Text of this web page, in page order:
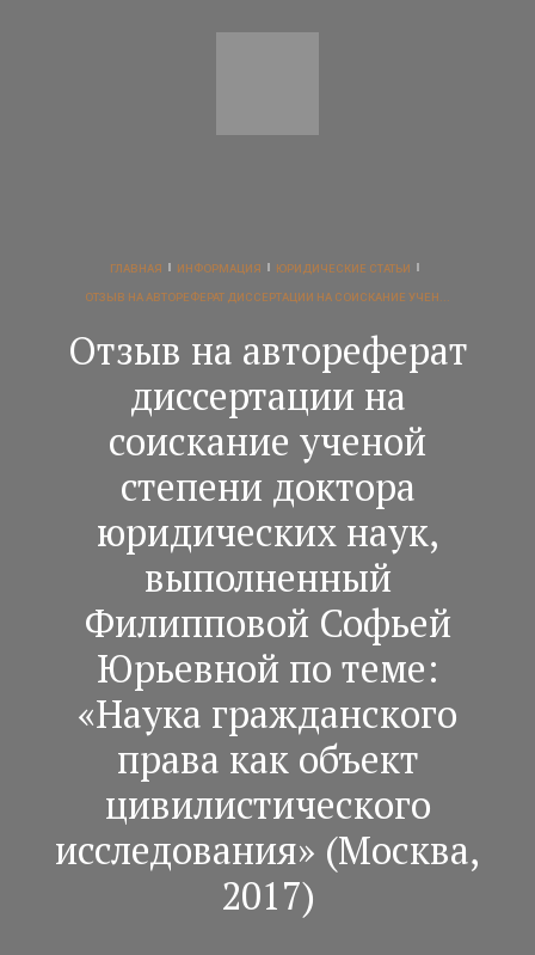
ГЛАВНАЯ ИНФОРМАЦИЯ ЮРИДИЧЕСКИЕ СТАТЬИ
ОТЗЫВ НА АВТОРЕФЕРАТ ДИССЕРТАЦИИ НА СОИСКАНИЕ УЧЕН...
Отзыв на автореферат
диссертации на
соискание ученой
степени доктора
юридических наук,
выполненный
Филипповой Софьей
Юрьевной по теме:
«Наука гражданского
права как объект
цивилистического
исследования» (Москва,
2017)